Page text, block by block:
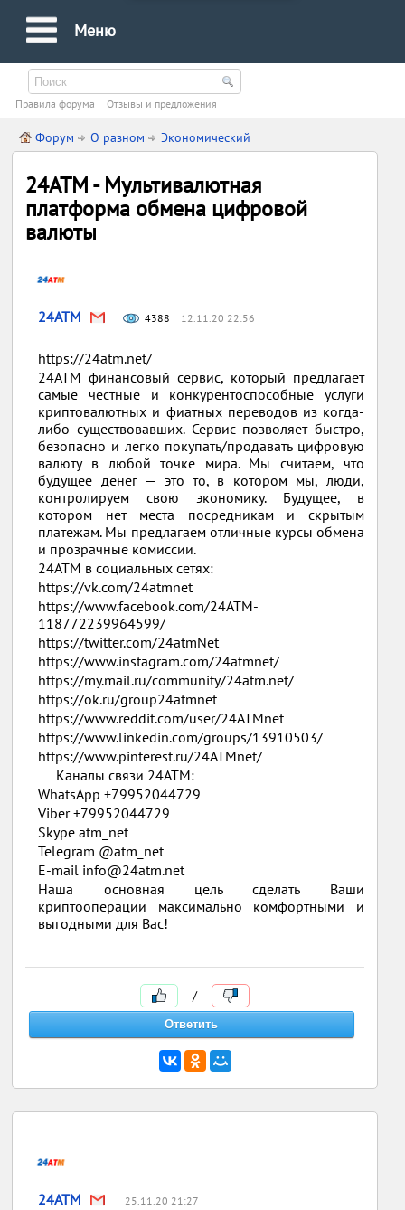
Меню
Правила форума Oтзывы и предложения
Форум О разном Экономический
24ATM - Мультивалютная
платформа обмена цифровой
валюты
24ATM 4388 12.11.20 22:56
https://24atm.net/
24ATM финансовый сервис, который предлагает
самые честные и конкурентоспособные услуги
криптовалютных и фиатных переводов из когда-
либо существовавших. Сервис позволяет быстро,
безопасно и легко покупать/продавать цифровую
валюту в любой точке мира. Мы считаем, что
будущее денег — это то, в котором мы, люди,
контролируем свою экономику. Будущее, в
котором нет места посредникам и скрытым
платежам. Мы предлагаем отличные курсы обмена
и прозрачные комиссии.
24ATM в социальных сетях:
https://vk.com/24atmnet
https://www.facebook.com/24ATM-
118772239964599/
https://twitter.com/24atmNet
https://www.instagram.com/24atmnet/
https://my.mail.ru/community/24atm.net/
https://ok.ru/group24atmnet
https://www.reddit.com/user/24ATMnet
https://www.linkedin.com/groups/13910503/
https://www.pinterest.ru/24ATMnet/
Каналы связи 24ATM:
WhatsApp +79952044729
Viber +79952044729
Skype atm_net
Telegram @atm_net
E-mail info@24atm.net
Наша основная цель сделать Ваши
криптооперации максимально комфортными и
выгодными для Вас!
/
24ATM 25.11.20 21:27